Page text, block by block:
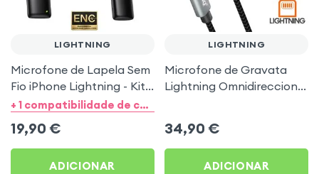
LIGHTNING
Microfone de Lapela Sem
Fio iPhone Lightning - Kit
2 Microfones Preto
+ 1 compatibilidade de categoria
19,90 €
ADICIONAR
LIGHTNING
Microfone de Gravata
Lightning Omnidireccional
Preto
34,90 €
ADICIONAR